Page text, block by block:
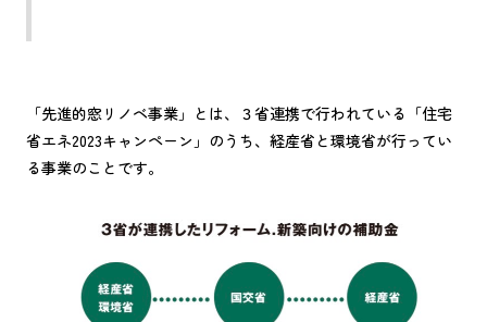
「先進的窓リノベ事業」とは、３省連携で行われている「住宅
省エネ2023キャンペーン」のうち、経産省と環境省が行ってい
る事業のことです。